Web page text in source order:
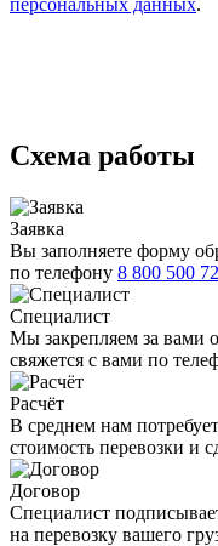
персональных данных.
Схема работы
Заявка
Вы заполняете форму
по телефону 8 800 500
Специалист
Мы закрепляем за вами
свяжется с вами по
Расчёт
В среднем нам
стоимость перевозки и
Договор
Специалист
на перевозку вашего